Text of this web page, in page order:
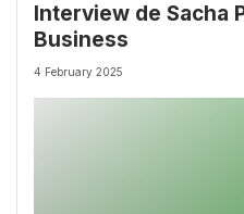
Interview de Sacha
Business
4 February 2025